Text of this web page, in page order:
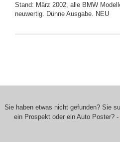
Stand: März 2002, alle BMW
neuwertig. Dünne Ausgabe. NEU
Sie haben etwas nicht gefunden? Sie
ein Prospekt oder ein Auto Poster? -